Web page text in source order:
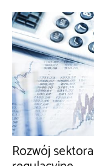
Rozwój